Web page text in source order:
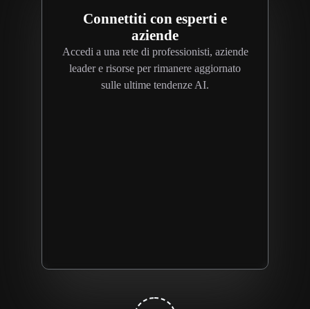
Connettiti con esperti e
aziende
Accedi a una rete di professionisti, aziende
leader e risorse per rimanere aggiornato
sulle ultime tendenze AI.